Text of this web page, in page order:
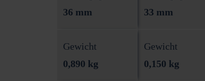
36 mm
33 mm
Gewicht
0,890 kg
Gewicht
0,150 kg